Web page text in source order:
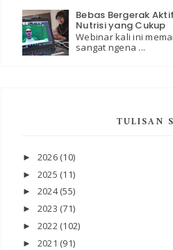
Bebas Bergerak
Nutrisi yang Cukup
Webinar kali ini
sangat ngena ...
TULISAN
► 2026 (10)
► 2025 (11)
► 2024(55)
► 2023 (71)
► 2022 (102)
► 2021 (91)